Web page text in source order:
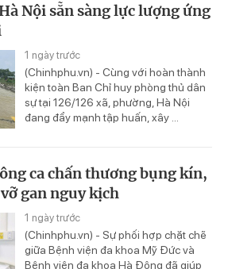
Nội sẵn sàng lực lượng ứng
1 ngày trước
(Chinhphu.vn) - Cùng với hoàn thành
kiện toàn Ban Chỉ huy phòng thủ dân
sự tại 126/126 xã, phường, Hà Nội
đang đẩy mạnh tập huấn, xây ...
ca chấn thương bụng kín,
gan nguy kịch
1 ngày trước
(Chinhphu.vn) - Sự phối hợp chặt chẽ
giữa Bệnh viện đa khoa Mỹ Đức và
Bệnh viện đa khoa Hà Đông đã giúp